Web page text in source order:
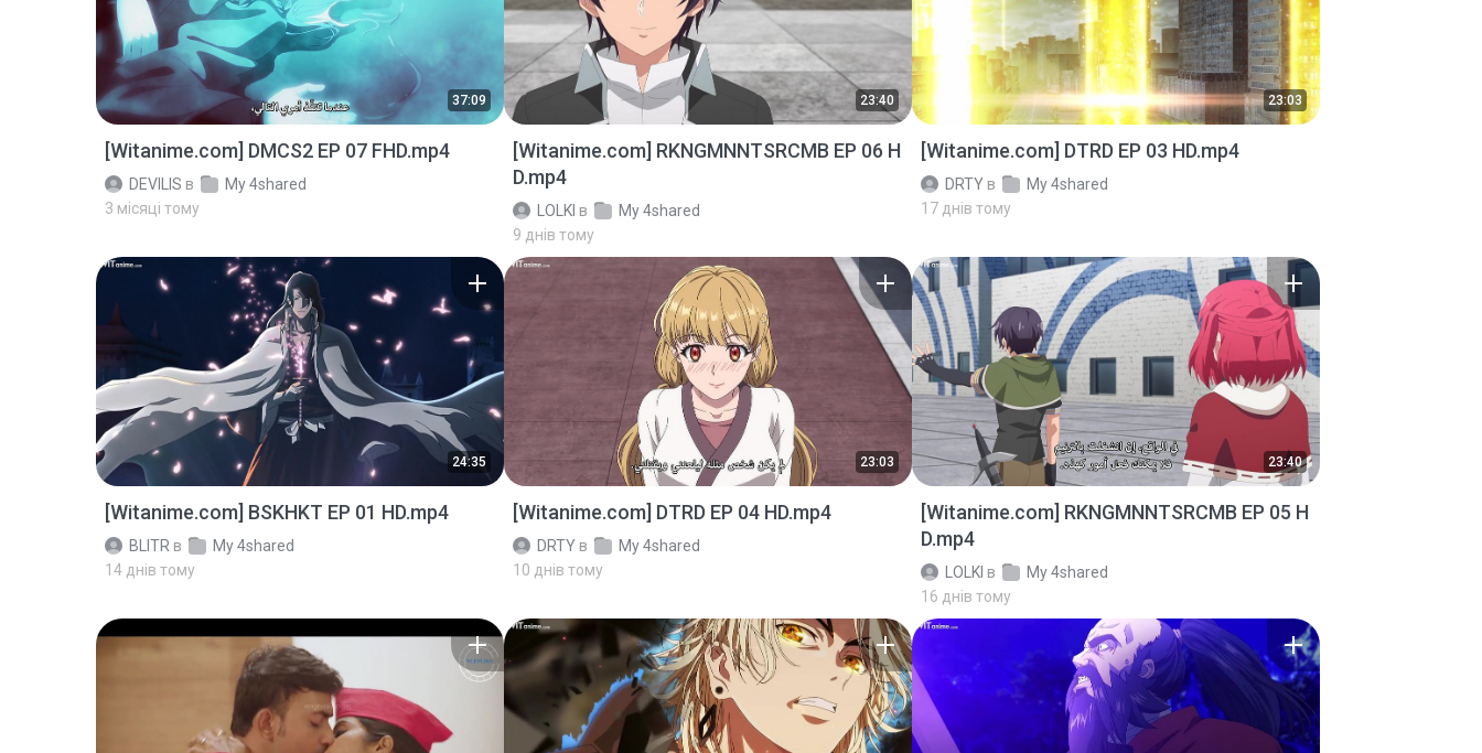
37:09
[Witanime.com] DMCS2 EP 07 FHD.mp4
DEVILIS в
My 4shared
3 місяці тому
23:40
[Witanime.com] RKNGMNNTSRCMB EP 06 H
D.mp4
LOLKI в
My 4shared
9 днів тому
23:03
[Witanime.com] DTRD EP 03 HD.mp4
DRTY в
My 4shared
17 днів тому
24:35
[Witanime.com] BSKHKT EP 01 HD.mp4
BLITR в
My 4shared
14 днів тому
23:03
[Witanime.com] DTRD EP 04 HD.mp4
DRTY в
My 4shared
10 днів тому
23:40
[Witanime.com] RKNGMNNTSRCMB EP 05 H
D.mp4
LOLKI в
My 4shared
16 днів тому